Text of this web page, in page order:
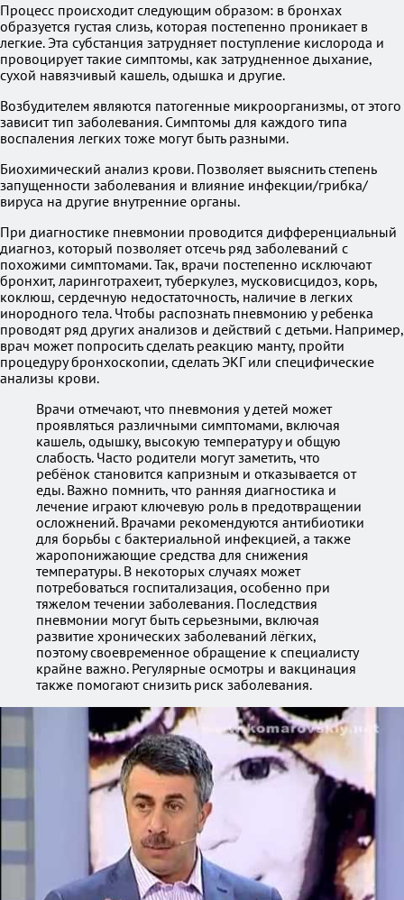
Процесс происходит следующим образом: в бронхах
образуется густая слизь, которая постепенно проникает в
легкие. Эта субстанция затрудняет поступление кислорода и
провоцирует такие симптомы, как затрудненное дыхание,
сухой навязчивый кашель, одышка и другие.
Возбудителем являются патогенные микроорганизмы, от этого
зависит тип заболевания. Симптомы для каждого типа
воспаления легких тоже могут быть разными.
Биохимический анализ крови. Позволяет выяснить степень
запущенности заболевания и влияние инфекции/грибка/
вируса на другие внутренние органы.
При диагностике пневмонии проводится дифференциальный
диагноз, который позволяет отсечь ряд заболеваний с
похожими симптомами. Так, врачи постепенно исключают
бронхит, ларинготрахеит, туберкулез, мусковисцидоз, корь,
коклюш, сердечную недостаточность, наличие в легких
инородного тела. Чтобы распознать пневмонию у ребенка
проводят ряд других анализов и действий с детьми. Например,
врач может попросить сделать реакцию манту, пройти
процедуру бронхоскопии, сделать ЭКГ или специфические
анализы крови.
Врачи отмечают, что пневмония у детей может
проявляться различными симптомами, включая
кашель, одышку, высокую температуру и общую
слабость. Часто родители могут заметить, что
ребёнок становится капризным и отказывается от
еды. Важно помнить, что ранняя диагностика и
лечение играют ключевую роль в предотвращении
осложнений. Врачами рекомендуются антибиотики
для борьбы с бактериальной инфекцией, а также
жаропонижающие средства для снижения
температуры. В некоторых случаях может
потребоваться госпитализация, особенно при
тяжелом течении заболевания. Последствия
пневмонии могут быть серьезными, включая
развитие хронических заболеваний лёгких,
поэтому своевременное обращение к специалисту
крайне важно. Регулярные осмотры и вакцинация
также помогают снизить риск заболевания.